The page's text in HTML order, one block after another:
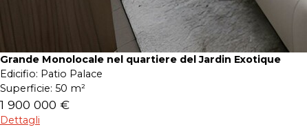
Grande Monolocale nel quartiere del Jardin Exotique
Edicifio: Patio Palace
Superficie: 50 m²
1 900 000 €
Dettagli